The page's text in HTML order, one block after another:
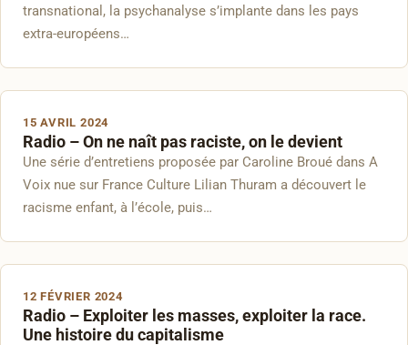
transnational, la psychanalyse s’implante dans les pays
extra-européens…
15 AVRIL 2024
Radio – On ne naît pas raciste, on le devient
Une série d’entretiens proposée par Caroline Broué dans A
Voix nue sur France Culture Lilian Thuram a découvert le
racisme enfant, à l’école, puis…
12 FÉVRIER 2024
Radio – Exploiter les masses, exploiter la race.
Une histoire du capitalisme